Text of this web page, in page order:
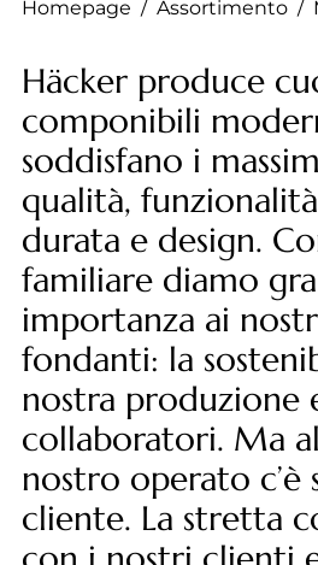
Homepage / Assortimento /
Häcker produce
componibili
soddisfano i
qualità,
durata e design.
familiare diamo
importanza ai
fondanti: la
nostra produzione
collaboratori. Ma
nostro operato c’è
cliente. La stretta